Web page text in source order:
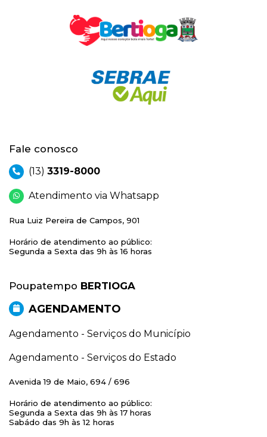
Fale conosco
(13) 3319-8000
Atendimento via Whatsapp
Rua Luiz Pereira de Campos, 901
Horário de atendimento ao público:
Segunda a Sexta das 9h às 16 horas
Poupatempo BERTIOGA
AGENDAMENTO
Agendamento - Serviços do Município
Agendamento - Serviços do Estado
Avenida 19 de Maio, 694 / 696
Horário de atendimento ao público:
Segunda a Sexta das 9h às 17 horas
Sabádo das 9h às 12 horas